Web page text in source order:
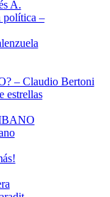
A.
política –
– Claudio Bertoni
estrellas